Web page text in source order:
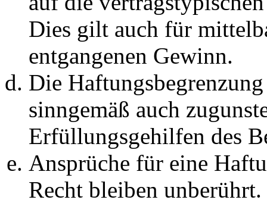
Dies gilt auch für
entgangenen Gewinn.
Die
sinngemäß auch
Erfüllungsgehilfen des
Ansprüche für eine
Recht bleiben unberührt.